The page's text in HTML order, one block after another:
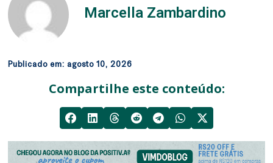
Marcella Zambardino
Publicado em:agosto 10, 2026
Compartilhe este conteúdo: